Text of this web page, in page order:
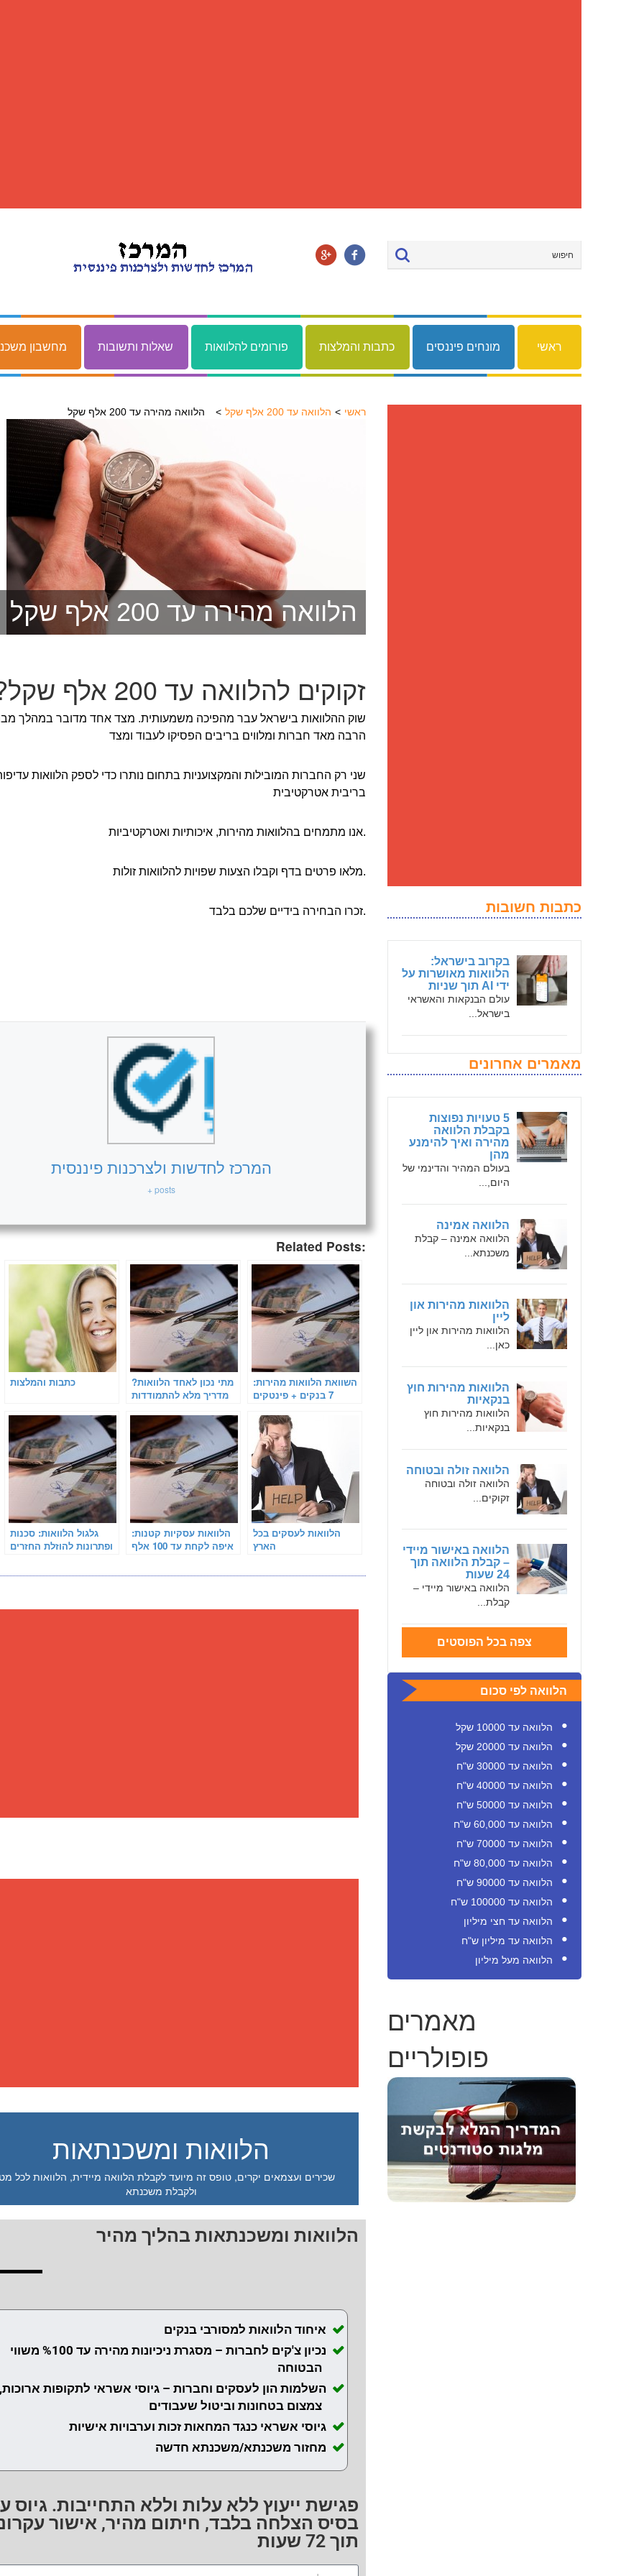
ראשי מונחים פיננסים כתבות והמלצות פורומים להלוואות שאלות ותשובות מחשבון
כתבות חשובות
בקרוב בישראל:
הלוואות מאושרות על
ידי AI תוך שניות
עולם הבנקאות והאשראי
בישראל...
מאמרים אחרונים
5 טעויות נפוצות
בקבלת הלוואה
מהירה ואיך להימנע
מהן
בעולם המהיר והדינמי של
היום,...
הלוואה אמינה
הלוואה אמינה – קבלת
משכנתא...
הלוואות מהירות און
ליין
הלוואות מהירות און ליין
כאן...
הלוואות מהירות חוץ
בנקאיות
הלוואות מהירות חוץ
בנקאיות...
הלוואה זולה ובטוחה
הלוואה זולה ובטוחה
זקוקים...
הלוואה באישור מיידי
– קבלת הלוואה תוך
24 שעות
הלוואה באישור מיידי –
קבלת...
צפה בכל הפוסטים
הלוואה לפי סכום
הלוואה עד 10000 שקל
הלוואה עד 20000 שקל
הלוואה עד 30000 ש"ח
הלוואה עד 40000 ש"ח
הלוואה עד 50000 ש"ח
הלוואה עד 60,000 ש"ח
הלוואה עד 70000 ש"ח
הלוואה עד 80,000 ש"ח
הלוואה עד 90000 ש"ח
הלוואה עד 100000 ש"ח
הלוואה עד חצי מיליון
הלוואה עד מיליון ש"ח
הלוואה מעל מיליון
מאמרים
פופולריים
ראשי הלוואה עד 200 אלף שקל הלוואה מהירה עד 200 אלף שקל
הלוואה מהירה עד 200 אלף שקל
זקוקים להלוואה עד 200 אלף שקל?
שוק ההלוואות בישראל עבר מהפיכה משמעותית. מצד אחד מדובר במהלך
הרבה מאד חברות ומלווים בריבים הפסיקו לעבוד ומצד
בריבית אטרקטיבית
אנו מתמחים בהלוואות מהירות, איכותיות ואטרקטיביות.
מלאו פרטים בדף וקבלו הצעות שפויות להלוואות זולות.
זכרו הבחירה בידיים שלכם בלבד.
המרכז לחדשות ולצרכנות פיננסית
+ posts
Related Posts:
כתבות והמלצות
מתי נכון לאחד הלוואות?
מדריך מלא להתמודדות
לנשימה
השוואת הלוואות מהירות:
7 בנקים + פינטקים
גלגול הלוואות: סכנות
ופתרונות להוזלת החזרים
הלוואות עסקיות קטנות:
איפה לקחת עד 100 אלף
הלוואות לעסקים בכל
הארץ
הלוואות ומשכנתאות
שכירים ועצמאים יקרים, טופס זה מיועד לקבלת הלוואה מיידית, הלוואות לכל
ולקבלת משכנתא
הלוואות ומשכנתאות בהליך מהיר
איחוד הלוואות למסורבי בנקים
נכיון צ'קים לחברות – מסגרת ניכיונות מהירה עד %100 משווי
הבטוחה
השלמות הון לעסקים וחברות – גיוסי אשראי לתקופות ארוכות,
צמצום בטחונות וביטול שעבודים
גיוסי אשראי כנגד המחאות זכות וערבויות אישיות
מחזור משכנתא/משכנתא חדשה
פגישת ייעוץ ללא עלות וללא התחייבות. גיוס
בסיס הצלחה בלבד, חיתום מהיר, אישור
תוך 72 שעות